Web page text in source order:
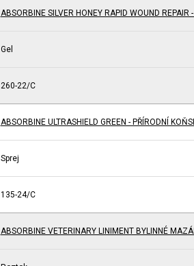
ABSORBINE SILVER HONEY RAPID WOUND REPAIR
Gel
260-22/C
ABSORBINE ULTRASHIELD GREEN - PŘÍRODNÍ
Sprej
135-24/C
ABSORBINE VETERINARY LINIMENT BYLINNÉ